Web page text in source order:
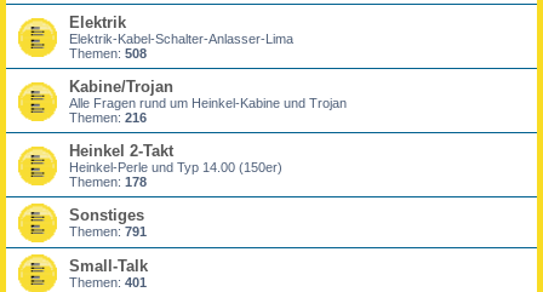
Elektrik
Elektrik-Kabel-Schalter-Anlasser-Lima
Themen: 508
Kabine/Trojan
Alle Fragen rund um Heinkel-Kabine und Trojan
Themen: 216
Heinkel 2-Takt
Heinkel-Perle und Typ 14.00 (150er)
Themen: 178
Sonstiges
Themen: 791
Small-Talk
Themen: 401